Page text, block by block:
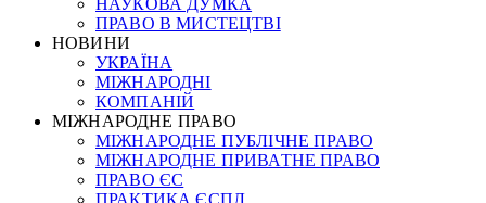
НАУКОВА ДУМКА
ПРАВО В МИСТЕЦТВІ
НОВИНИ
УКРАЇНА
МІЖНАРОДНІ
КОМПАНІЙ
МІЖНАРОДНЕ ПРАВО
МІЖНАРОДНЕ ПУБЛІЧНЕ ПРАВО
МІЖНАРОДНЕ ПРИВАТНЕ ПРАВО
ПРАВО ЄС
ПРАКТИКА ЄСПЛ